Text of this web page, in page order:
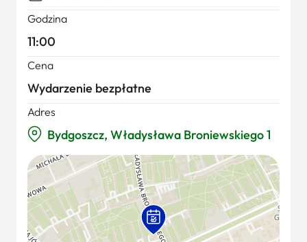
Godzina
11:00
Cena
Wydarzenie bezpłatne
Adres
Bydgoszcz, Władysława Broniewskiego 1